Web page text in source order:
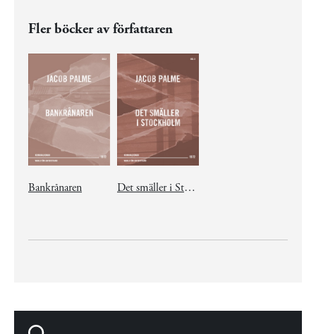
Fler böcker av författaren
Bankrånaren Det smäller i Stockholm